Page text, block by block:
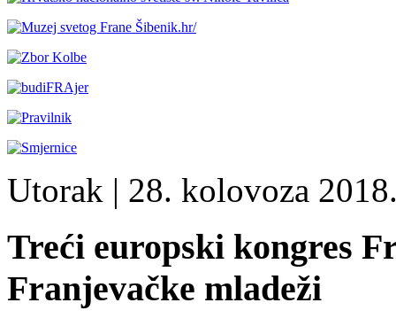
Utorak | 28. kolovoza
Treći europski kongres
Franjevačke mladeži